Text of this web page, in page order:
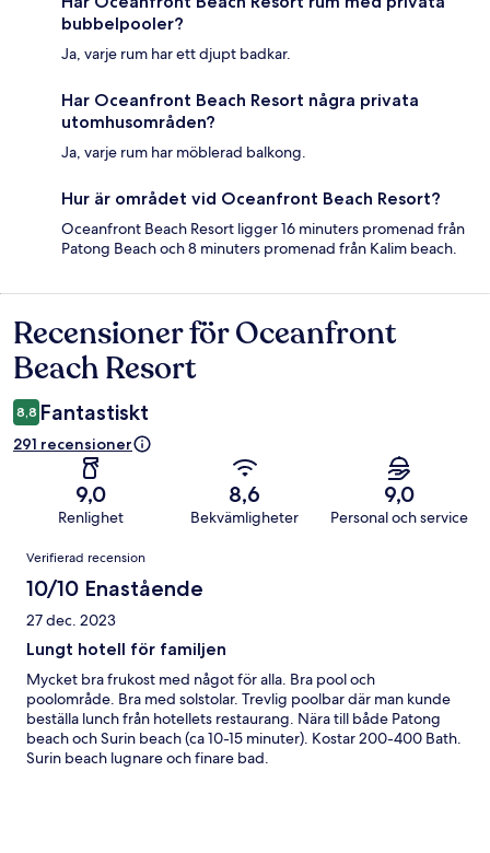
bubbelpooler?
Ja, varje rum har ett djupt badkar.
Har Oceanfront Beach Resort några privata
utomhusområden?
Ja, varje rum har möblerad balkong.
Hur är området vid Oceanfront Beach Resort?
Oceanfront Beach Resort ligger 16 minuters promenad från
Patong Beach och 8 minuters promenad från Kalim beach.
Recensioner
Recensioner för Oceanfront
Beach Resort
8,8 Fantastiskt
291 recensioner
9,0
Renlighet
8,6
Bekvämligheter
9,0
Personal och service
Recensioner
Verifierad recension
10/10 Enastående
27 dec. 2023
Lungt hotell för familjen
Mycket bra frukost med något för alla. Bra pool och
poolområde. Bra med solstolar. Trevlig poolbar där man kunde
beställa lunch från hotellets restaurang. Nära till både Patong
beach och Surin beach (ca 10-15 minuter). Kostar 200-400 Bath.
Surin beach lugnare och finare bad.